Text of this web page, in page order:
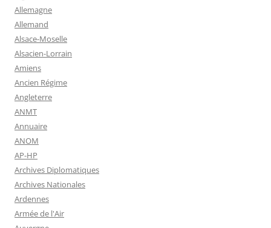
Allemagne
Allemand
Alsace-Moselle
Alsacien-Lorrain
Amiens
Ancien Régime
Angleterre
ANMT
Annuaire
ANOM
AP-HP
Archives Diplomatiques
Archives Nationales
Ardennes
Armée de l'Air